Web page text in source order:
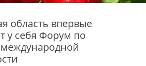
область впервые
у себя Форум по